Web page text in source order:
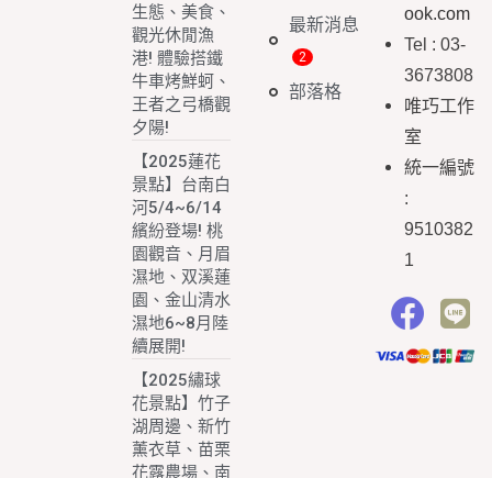
生態、美食、
觀光休閒漁
港! 體驗搭鐵
牛車烤鮮蚵、
王者之弓橋觀
夕陽!
【2025蓮花
景點】台南白
河5/4~6/14
繽紛登場! 桃
園觀音、月眉
濕地、双溪蓮
園、金山清水
濕地6~8月陸
續展開!
【2025繡球
花景點】竹子
湖周邊、新竹
薰衣草、苗栗
花露農場、南
最新消息
部落格
ook.com
Tel : 03-
3673808
唯巧工作
室
統一編號
:
9510382
1